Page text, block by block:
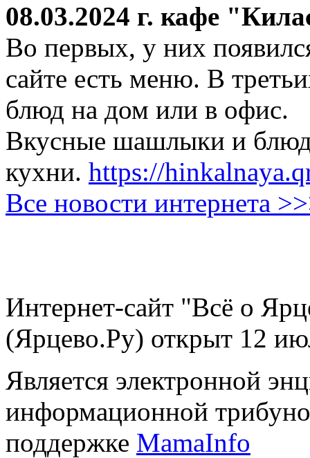
08.03.2024 г. кафе
Во первых, у них
сайте есть меню. В
блюд на дом или в офис.
Вкусные шашлыки и
кухни. https://
Все новости интернета
Интернет-сайт "Всё о
(Ярцево.Ру) открыт 12
Является электронной
информационной
поддержке MamaInfo